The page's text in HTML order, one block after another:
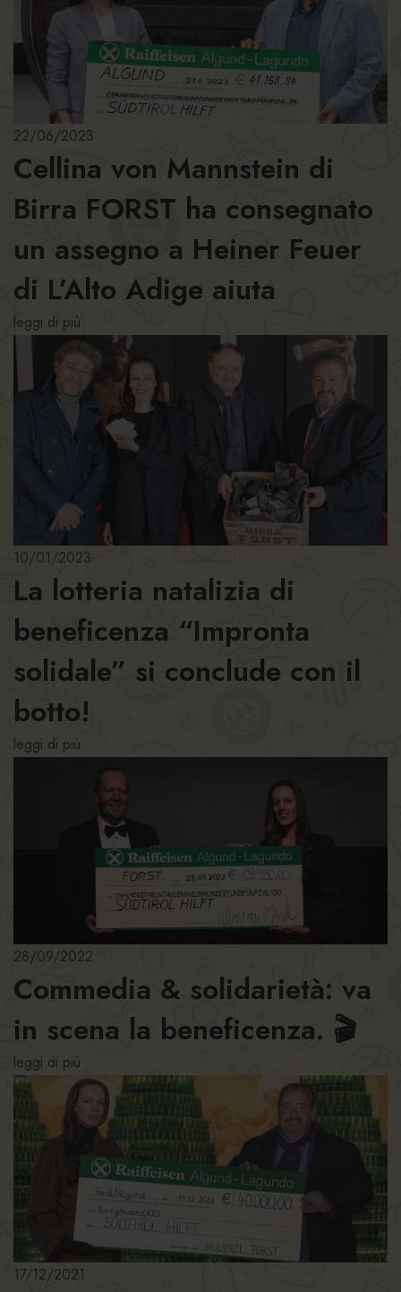
22/06/2023
Cellina von Mannstein di
Birra FORST ha consegnato
un assegno a Heiner Feuer
di L’Alto Adige aiuta
leggi di più
10/01/2023
La lotteria natalizia di
beneficenza “Impronta
solidale” si conclude con il
botto!
leggi di più
28/09/2022
Commedia & solidarietà: va
in scena la beneficenza. 🎬
leggi di più
17/12/2021